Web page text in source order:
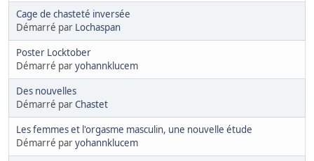
Cage de chasteté inversée
Démarré par Lochaspan
Poster Locktober
Démarré paryohannklucem
Des nouvelles
Démarré parChastet
Les femmes et l'orgasme masculin, une nouvelle étude
Démarré paryohannklucem